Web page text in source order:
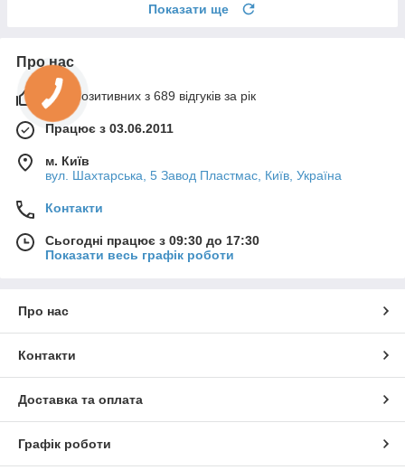
Показати ще
Про нас
99% позитивних з 689 відгуків за рік
Працює з 03.06.2011
м. Київ
вул. Шахтарська, 5 Завод Пластмас, Київ, Україна
Контакти
Сьогодні працює з 09:30 до 17:30
Показати весь графік роботи
Про нас
Контакти
Доставка та оплата
Графік роботи